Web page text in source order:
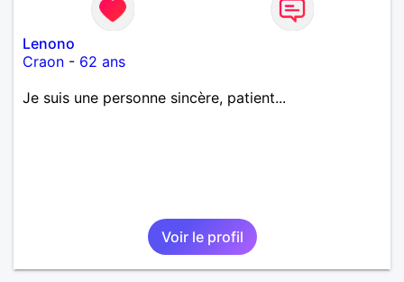
Lenono
Craon - 62 ans
Je suis une personne sincère, patient...
Voir le profil